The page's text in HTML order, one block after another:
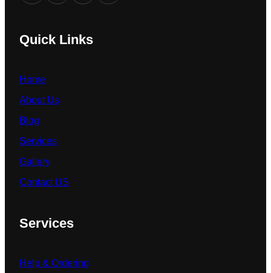
Quick Links
Home
About Us
Blog
Services
Gallery
Contact US
Services
Help & Ordering